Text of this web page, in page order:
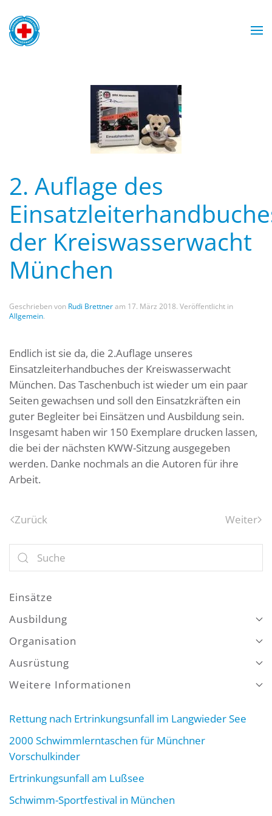
Zum Hauptinhalt springen
2. Auflage des
der Kreiswasserwacht
München
Geschrieben von Rudi Brettneram 17. März 2018. Veröffentlicht in
Allgemein.
Endlich ist sie da, die 2.Auflage unseres
Einsatzleiterhandbuches der Kreiswasserwacht
München. Das Taschenbuch ist wieder um ein paar
Seiten gewachsen und soll den Einsatzkräften ein
guter Begleiter bei Einsätzen und Ausbildung sein.
Insgesamt haben wir 150 Exemplare drucken lassen,
die bei der nächsten KWW-Sitzung ausgegeben
werden. Danke nochmals an die Autoren für ihre
Arbeit.
Zurück Weiter
Einsätze
Ausbildung
Organisation
Ausrüstung
Weitere Informationen
Rettung nach Ertrinkungsunfall im Langwieder See
2000 Schwimmlerntaschen für Münchner
Vorschulkinder
Ertrinkungsunfall am Lußsee
Schwimm-Sportfestival in München